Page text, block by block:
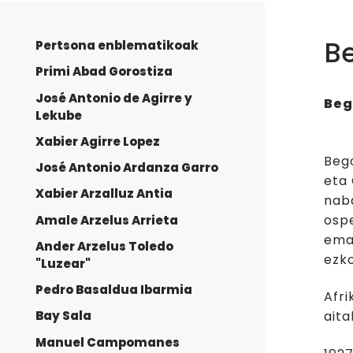
Pertsona enblematikoak
Primi Abad Gorostiza
José Antonio de Agirre y
Lekube
Xabier Agirre Lopez
José Antonio Ardanza Garro
Xabier Arzalluz Antia
Amale Arzelus Arrieta
Ander Arzelus Toledo
"Luzear"
Pedro Basaldua Ibarmia
Bay Sala
Manuel Campomanes
eta